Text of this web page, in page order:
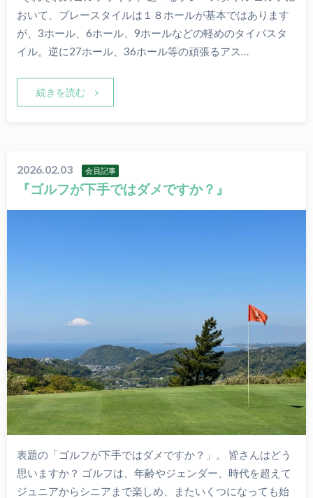
おいて、プレースタイルは１８ホールが基本ではあります
が、3ホール、6ホール、9ホールなどの軽めのタイパスタ
イル。逆に27ホール、36ホール等の頑張るアス…
続きを読む
2026.02.03 会員記事
『ゴルフが下手ではダメですか？』
表題の「ゴルフが下手ではダメですか？」。 皆さんはどう
思いますか？ ゴルフは、年齢やジェンダー、時代を超えて
ジュニアからシニアまで楽しめ、またいくつになっても始